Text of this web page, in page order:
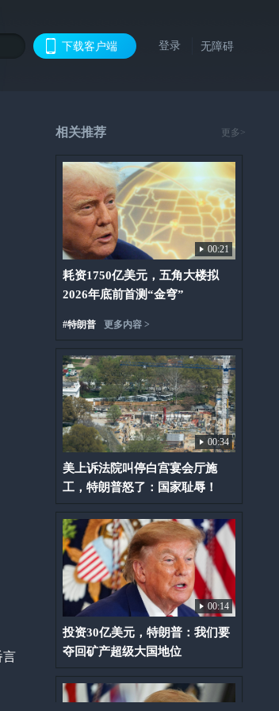
下载客户端 登录 无障碍
言
相关推荐 更多>
00:21
耗资1750亿美元，五角大楼拟
2026年底前首测“金穹”
#特朗普 更多内容 >
00:34
美上诉法院叫停白宫宴会厅施
工，特朗普怒了：国家耻辱！
00:14
投资30亿美元，特朗普：我们要
夺回矿产超级大国地位